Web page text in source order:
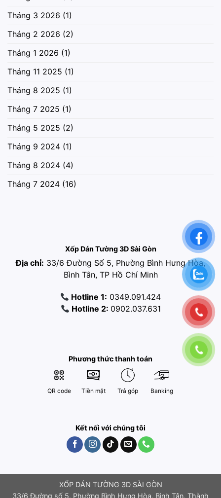
Tháng 3 2026 (1)
Tháng 2 2026 (2)
Tháng 1 2026 (1)
Tháng 11 2025 (1)
Tháng 8 2025 (1)
Tháng 7 2025 (1)
Tháng 5 2025 (2)
Tháng 9 2024 (1)
Tháng 8 2024 (4)
Tháng 7 2024 (16)
Xốp Dán Tường 3D Sài Gòn
Địa chỉ: 33/6 Đường Số 5, Phường Bình Hưng Hòa,
Bình Tân, TP Hồ Chí Minh
Hotline 1: 0349.091.424
Hotline 2: 0902.037.631
Phương thức thanh toán
QR code Tiền mặt Trả góp Banking
Kết nối với chúng tôi
XỐP DÁN TƯỜNG 3D SÀI GÒN
33/6 Đường số 5, Phường Bình Hưng Hòa, Bình Tân, Thành